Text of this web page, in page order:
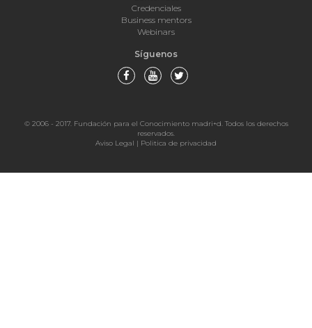
Credenciales
Business mentors
Webinars
Síguenos
© 2006 - 2017. Fundación para el Conocimiento madri+d. Todos los derechos
reservados.
Aviso Legal | Politica de privacidad